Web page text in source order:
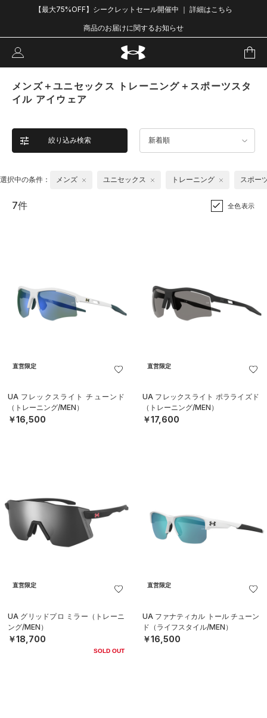
【最大75%OFF】シークレットセール開催中 ｜ 詳細はこちら
商品のお届けに関するお知らせ
メンズ＋ユニセックス トレーニング＋スポーツスタ
イル アイウェア
絞り込み検索 新着順
選択中の条件： メンズ ユニセックス トレーニング スポー
7件 全色表示
直営限定
UA フレックスライト チューンド
（トレーニング/MEN）
￥16,500
直営限定
UA フレックスライト ポラライズド
（トレーニング/MEN）
￥17,600
直営限定
UA グリッドプロ ミラー（トレーニ
ング/MEN）
￥18,700
SOLD OUT
直営限定
UA ファナティカル トール チューン
ド（ライフスタイル/MEN）
￥16,500